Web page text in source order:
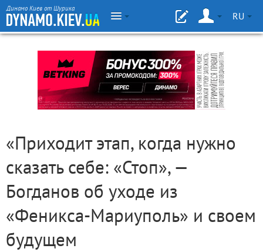
Динамо Киев от Шурика
RU
«Приходит этап, когда нужно
сказать себе: «Стоп», —
Богданов об уходе из
«Феникса-Мариуполь» и своем
будущем